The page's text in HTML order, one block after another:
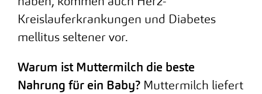
Kreislauferkrankungen und Diabetes
mellitus seltener vor.
Warum ist Muttermilch die beste
Nahrung für ein Baby? Muttermilch liefert